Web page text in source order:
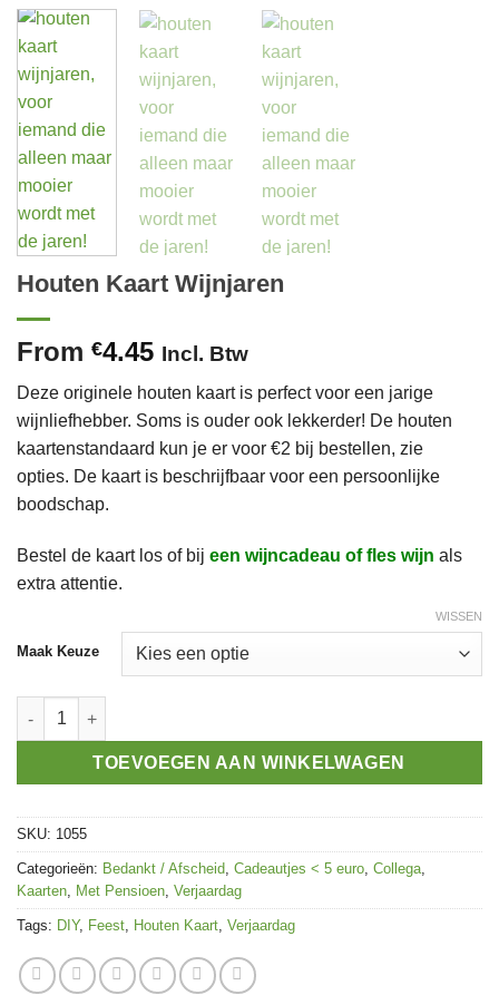
Houten Kaart Wijnjaren
From €4.45 Incl. Btw
Deze originele houten kaart is perfect voor een jarige
wijnliefhebber. Soms is ouder ook lekkerder! De houten
kaartenstandaard kun je er voor €2 bij bestellen, zie
opties. De kaart is beschrijfbaar voor een persoonlijke
boodschap.
Bestel de kaart los of bij een wijncadeau of fles wijn als
extra attentie.
Maak Keuze
WISSEN
Houten Kaart Wijnjaren aantal
TOEVOEGEN AAN WINKELWAGEN
SKU: 1055
Categorieën: Bedankt / Afscheid Cadeautjes < 5 euro Collega
Kaarten
Met Pensioen Verjaardag
Tags: DIY, Feest Houten Kaart Verjaardag